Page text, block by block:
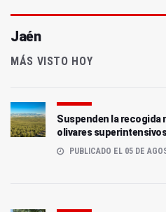
Jaén
MÁS VISTO HOY
Suspenden la recogida
olivares superintensivos
PUBLICADO EL 05 DE